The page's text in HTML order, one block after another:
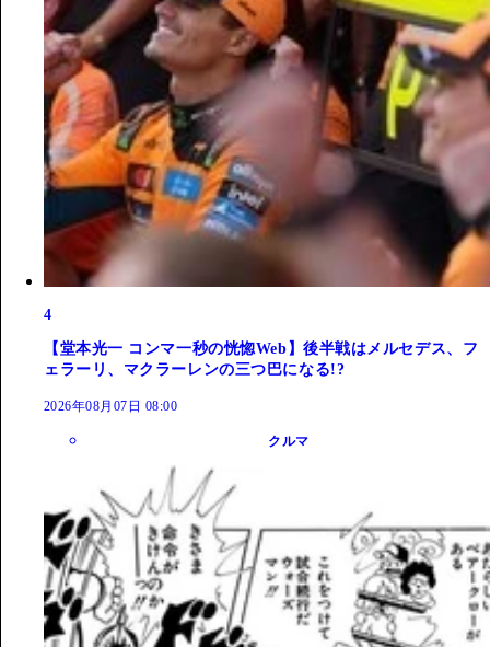
4
【堂本光一 コンマ一秒の恍惚Web】後半戦はメルセデス、フ
ェラーリ、マクラーレンの三つ巴になる!?
2026年08月07日 08:00
クルマ